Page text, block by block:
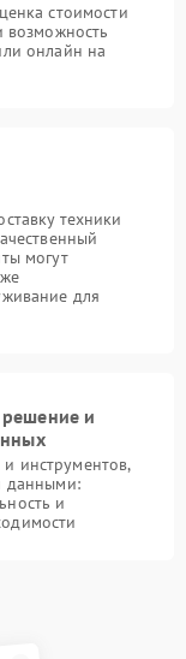
стоимости
возможность
онлайн на
техники
могут
для
и
инструментов,
данными:
и